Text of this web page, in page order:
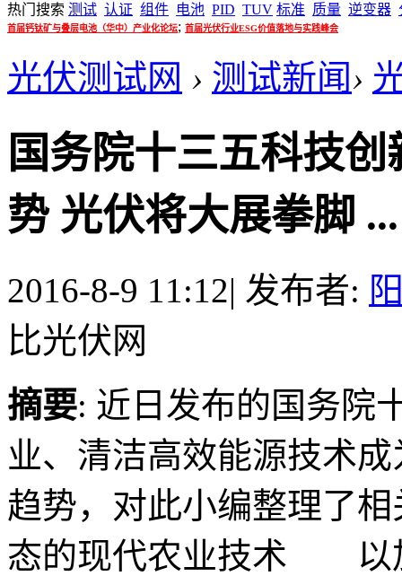
热门搜索 测试 认证 组件 电池 PID TUV 标准 质量 逆变器
首届钙钛矿与叠层电池（华中）产业化论坛; 首届光伏行业ESG价值落地与实践峰会
光伏测试网 › 测试新闻›
国务院十三五科技
势 光伏将大展拳脚 ...
2016-8-9 11:12| 发布者:
比光伏网
摘要: 近日发布的国务院
业、清洁高效能源技术
趋势，对此小编整理了
态的现代农业技术 以